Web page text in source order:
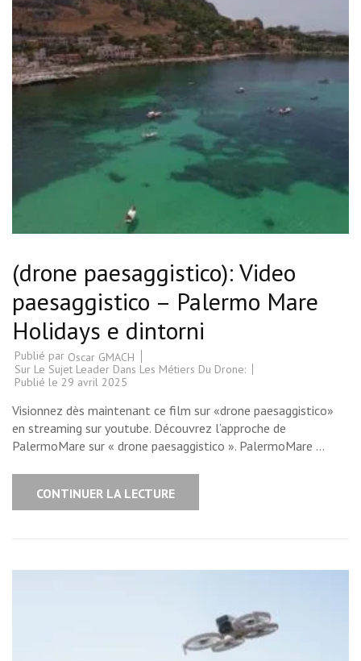
(drone paesaggistico): Video
paesaggistico – Palermo Mare
Holidays e dintorni
Publié par Oscar GMACH
Sur Le Sujet Leader Dans Les Métiers Du Drone:
Publié le 29 avril 2025
Visionnez dès maintenant ce film sur «drone paesaggistico»
en streaming sur youtube. Découvrez l’approche de
PalermoMare sur « drone paesaggistico ». PalermoMare …
CONTINUER LA LECTURE